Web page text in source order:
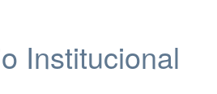
Institucional